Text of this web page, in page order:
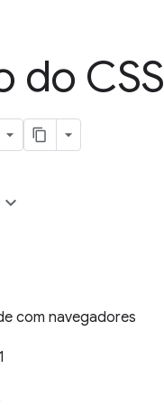
do CSS
com navegadores